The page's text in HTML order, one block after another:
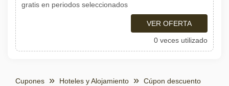
gratis en periodos seleccionados
VER OFERTA
0 veces utilizado
Cupones Hoteles y Alojamiento
Cúpon descuento